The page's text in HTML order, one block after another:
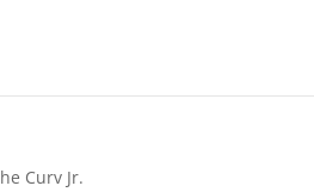
Curv Jr.